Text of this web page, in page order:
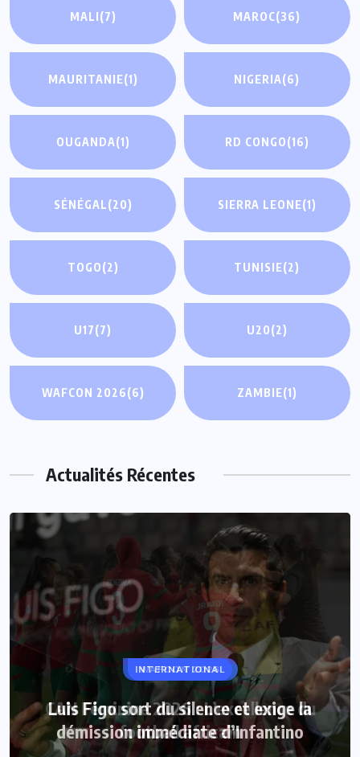
MALI(7) MAROC(36)
MAURITANIE(1) NIGERIA(6)
OUGANDA(1) RD CONGO(16)
SÉNÉGAL(20) SIERRA LEONE(1)
TOGO(2) TUNISIE(2)
U17(7) U20(2)
WAFCON 2026(6) ZAMBIE(1)
Actualités Récentes
INTERNATIONAL
Luis Figo sort du silence et exige la
démission immédiate d’Infantino